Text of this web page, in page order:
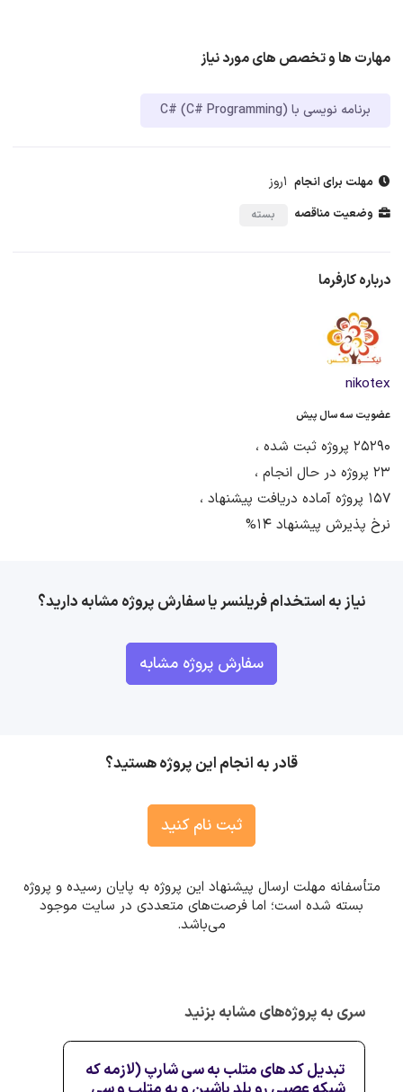
مهارت ها و تخصص های مورد نیاز
برنامه نویسی با C# (C# Programming)
مهلت برای انجام 1روز
وضعیت مناقصه بسته
درباره کارفرما
nikotex
عضویت سه سال پیش
25290 پروژه ثبت شده ،
23 پروژه در حال انجام ،
157 پروژه آماده دریافت پیشنهاد ،
نرخ پذیرش پیشنهاد 14%
نیاز به استخدام فریلنسر یا سفارش پروژه مشابه دارید؟
سفارش پروژه مشابه
قادر به انجام این پروژه هستید؟
ثبت نام کنید
متأسفانه مهلت ارسال پیشنهاد این پروژه به پایان رسیده و پروژه
بسته شده است؛ اما فرصت‌های متعددی در سایت موجود
می‌باشد.
سری به پروژه‌های مشابه بزنید
تبدیل کد های متلب به سی شارپ (لازمه که